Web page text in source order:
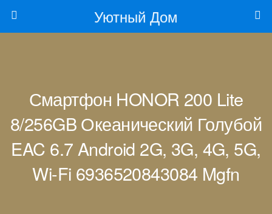
Уютный Дом
Смартфон HONOR 200 Lite
8/256GB Океанический Голубой
EAC 6.7 Android 2G, 3G, 4G, 5G,
Wi-Fi 6936520843084 Mgfn